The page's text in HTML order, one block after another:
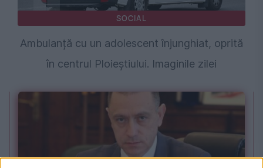
SOCIAL
Ambulanță cu un adolescent înjunghiat, oprită
în centrul Ploieștiului. Imaginile zilei